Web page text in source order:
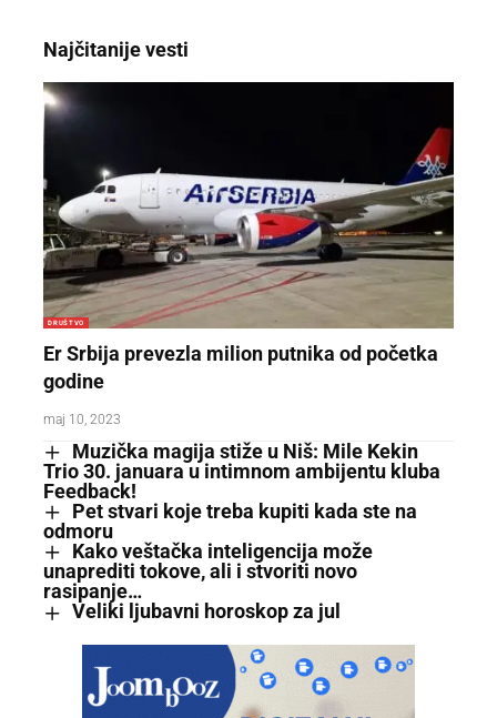
Najčitanije vesti
DRUŠTVO
Er Srbija prevezla milion putnika od početka
godine
maj 10, 2023
Muzička magija stiže u Niš: Mile Kekin
Trio 30. januara u intimnom ambijentu kluba
Feedback!
Pet stvari koje treba kupiti kada ste na
odmoru
Kako veštačka inteligencija može
unaprediti tokove, ali i stvoriti novo
rasipanje…
Veliki ljubavni horoskop za jul